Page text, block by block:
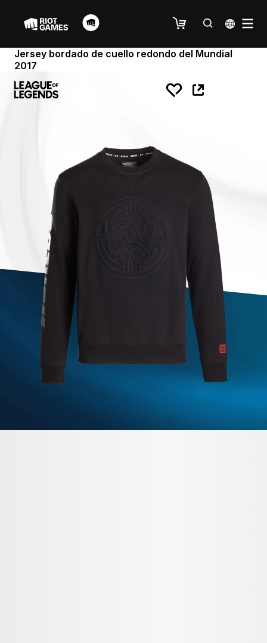
Jersey bordado de cuello redondo del Mundial
2017